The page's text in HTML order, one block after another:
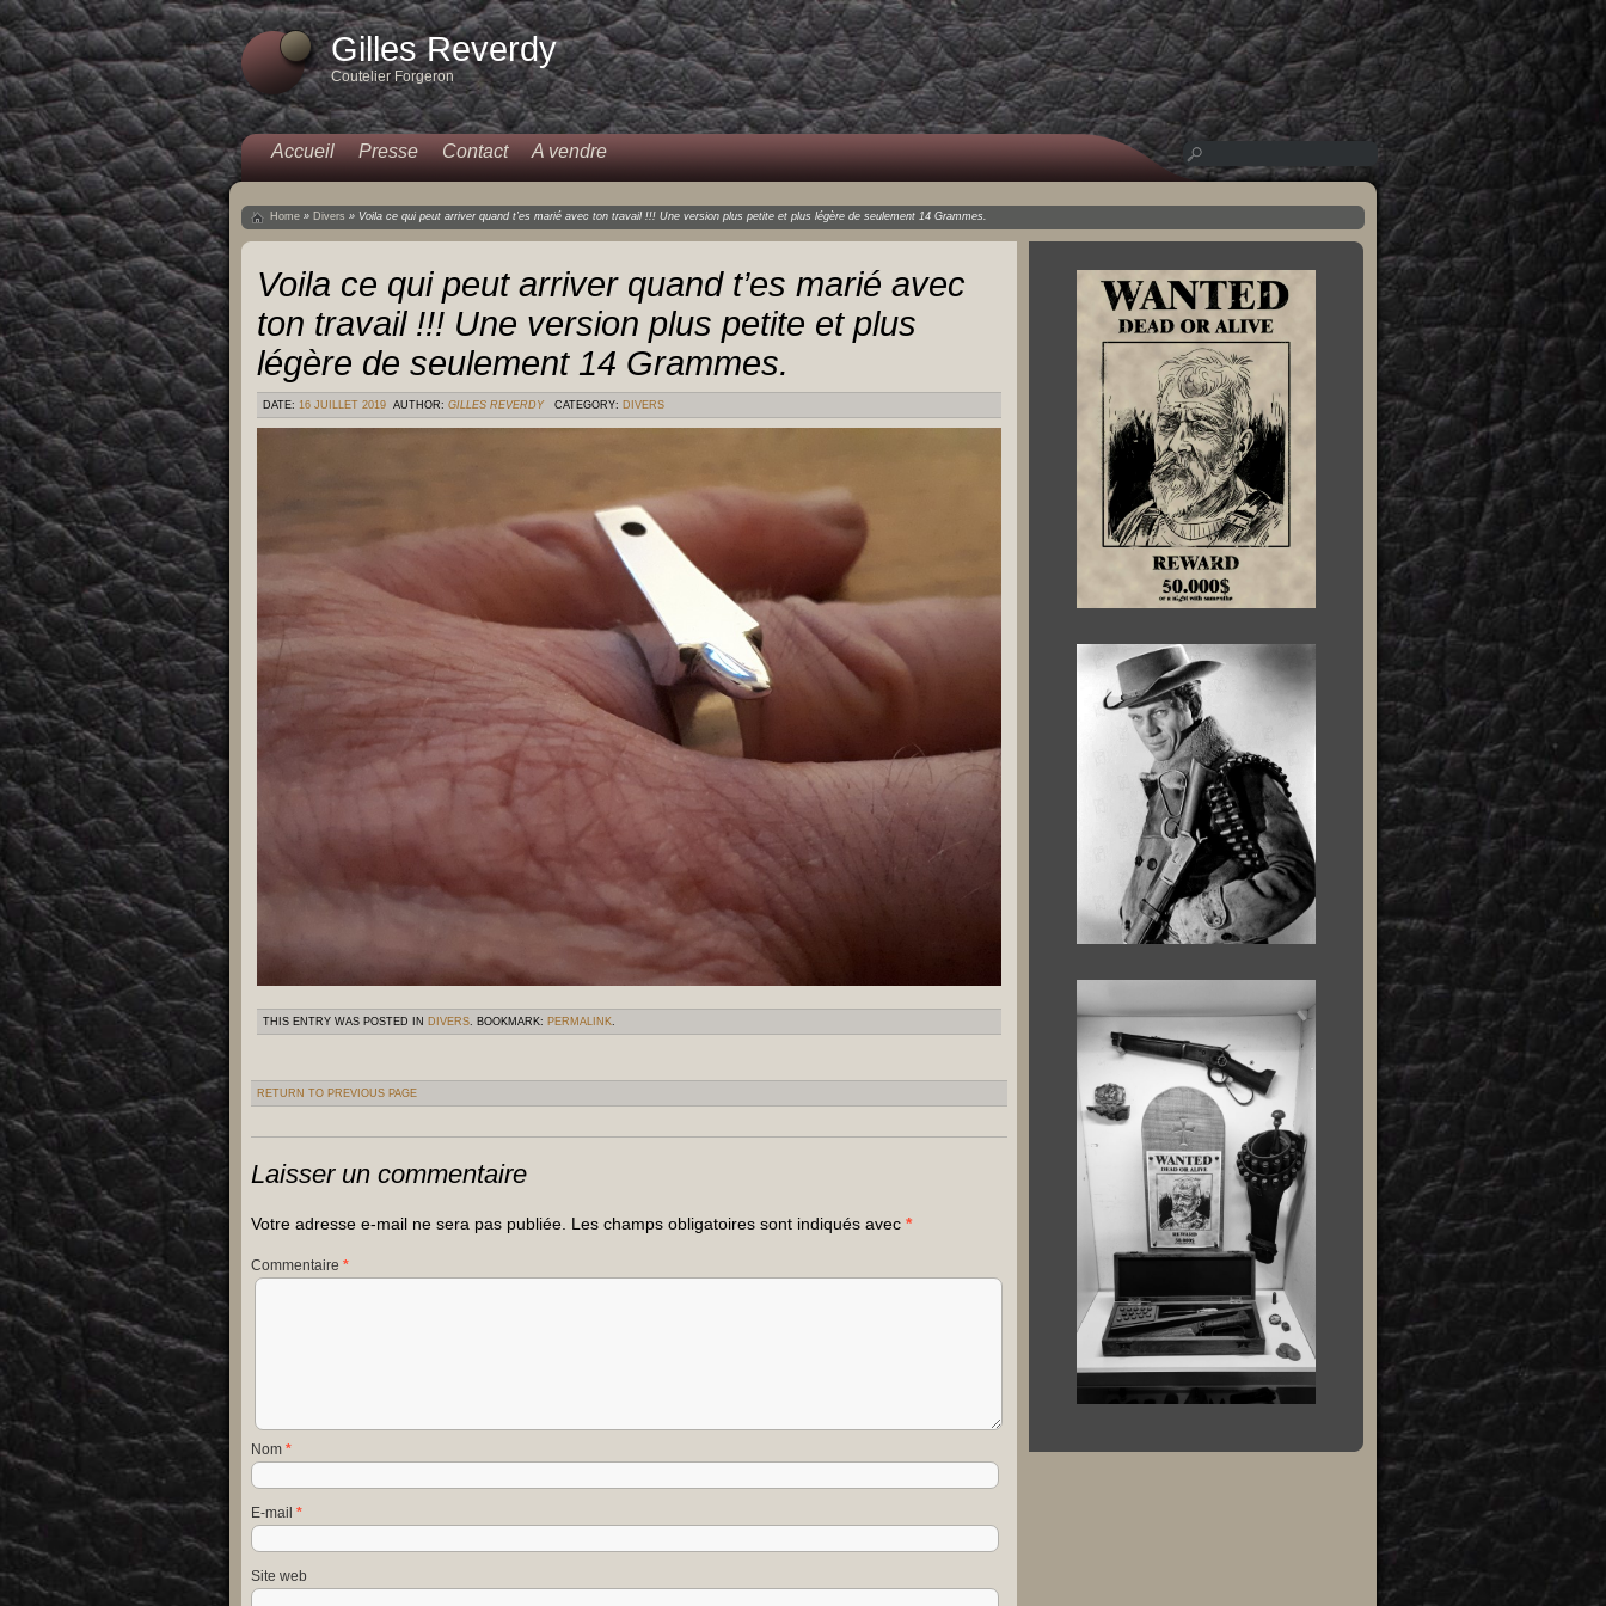
Gilles Reverdy
Coutelier Forgeron
Accueil Presse Contact A vendre
Home » Divers » Voila ce qui peut arriver quand t’es marié avec ton travail !!! Une version plus petite et plus légère de seulement 14 Grammes.
Voila ce qui peut arriver quand t’es marié avec
ton travail !!! Une version plus petite et plus
légère de seulement 14 Grammes.
DATE: 16 JUILLET 2019 AUTHOR: GILLES REVERDY CATEGORY: DIVERS
THIS ENTRY WAS POSTED IN DIVERS . BOOKMARK: PERMALINK
RETURN TO PREVIOUS PAGE
Laisser un commentaire
Votre adresse e-mail ne sera pas publiée. Les champs obligatoires sont indiqués avec *
Commentaire *
Nom *
E-mail *
Site web